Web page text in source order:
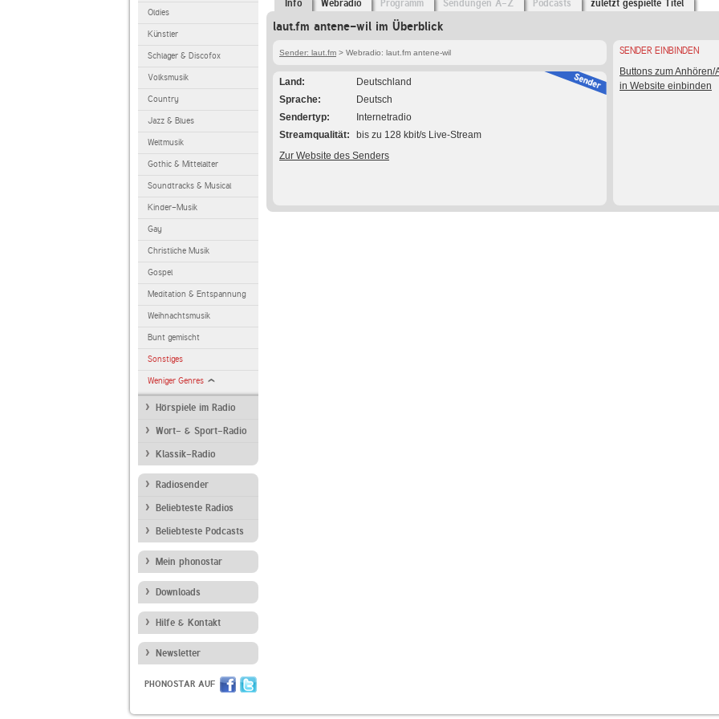
Oldies
Künstler
Schlager & Discofox
Volksmusik
Country
Jazz & Blues
Weltmusik
Gothic & Mittelalter
Soundtracks & Musical
Kinder-Musik
Gay
Christliche Musik
Gospel
Meditation & Entspannung
Weihnachtsmusik
Bunt gemischt
Sonstiges
Weniger Genres
Hörspiele im Radio
Wort- & Sport-Radio
Klassik-Radio
Radiosender
Beliebteste Radios
Beliebteste Podcasts
Mein phonostar
Downloads
Hilfe & Kontakt
Newsletter
PHONOSTAR AUF
Info Webradio Programm Sendungen A-Z Podcasts zuletzt gespielte Titel
laut.fm antene-wil im Überblick
Sender: laut.fm > Webradio: laut.fm antene-wil
Land
Deutschland
Sprache
Deutsch
Sendertyp
Internetradio
Streamqualität
bis zu 128 kbit/s Live-Stream
Zur Website des Senders
SENDER EINBINDEN
Buttons zum Anhören/
in Website einbinden